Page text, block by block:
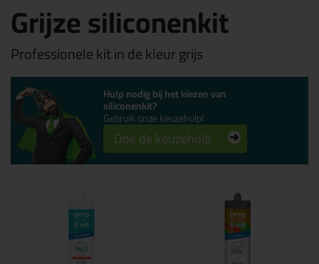
Grijze siliconenkit
Professionele kit in de kleur grijs
Hulp nodig bij het kiezen van
siliconenkit?
Gebruik onze keuzehulp!
Doe de keuzehulp